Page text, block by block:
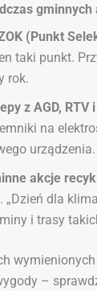
(Punkt
taki punkt.
rok.
z AGD, RTV
na
urządzenia.
akcje
„Dzień dla
i trasy
–